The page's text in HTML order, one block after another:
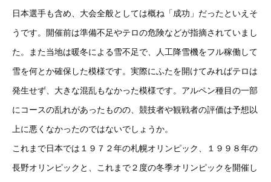
日本選手も含め、大会全般としては概ね「成功」だったといえそ
うです。開催前は準備不足やテロの危険などが指摘されていまし
た。また当地は暖冬による雪不足で、人工降雪機をフル稼働して
雪を何とか確保した模様です。実際にふたを開けてみればテロは
発生せず、大きな混乱もなかった模様です。アルペン種目の一部
にコースの乱れがあったものの、競技者や観戦者の評価は予想以
上に悪くなかったのではないでしょうか。
これまで日本では１９７２年の札幌オリンピック、１９９８年の
長野オリンピックと、これまで２度の冬季オリンピックを開催し